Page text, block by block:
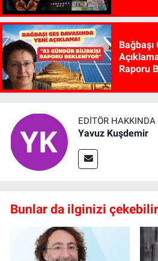
Bağbaşı
Raporu
EDITÖR HAKKINDA
Yavuz Kuşdemir
Bunlar da ilginizi çekebilir